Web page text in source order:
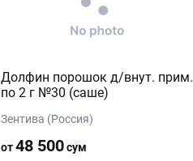
Долфин порошок д/внут. прим.
по 2 г №30 (саше)
Зентива (Россия)
от48 500сум